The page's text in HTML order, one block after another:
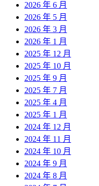
2026 年 6 月
2026 年 5 月
2026 年 3 月
2026 年 1 月
2025 年 12 月
2025 年 10 月
2025 年 9 月
2025 年 7 月
2025 年 4 月
2025 年 1 月
2024 年 12 月
2024 年 11 月
2024 年 10 月
2024 年 9 月
2024 年 8 月